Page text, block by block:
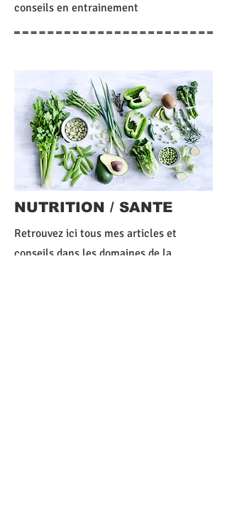
conseils en entrainement
NUTRITION / SANTE
Retrouvez ici tous mes articles et
conseils dans les domaines de la